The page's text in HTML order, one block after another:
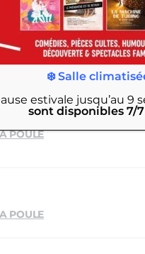
POULE
POULE
POULE
❄️ Salle
estivale jusqu’au 9
sont disponibles 7/